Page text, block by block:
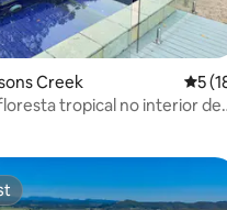
de 5, 6 avaliações
Creek 5 de
5
tropical no interior de